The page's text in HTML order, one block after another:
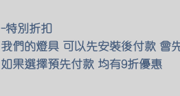
-特別折扣
我們的燈具 可以先安裝後付款 會
如果選擇預先付款 均有9折優惠